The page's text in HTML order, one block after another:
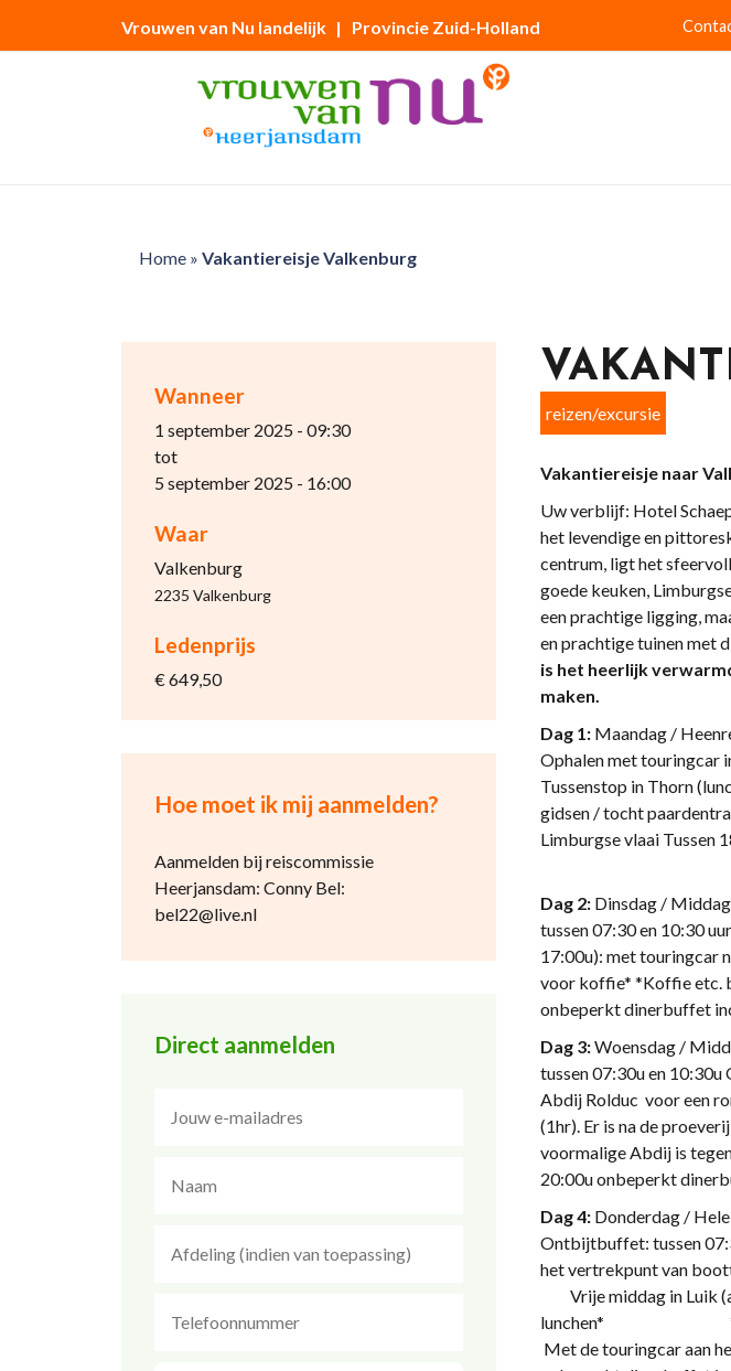
Vrouwen van Nu landelijk | Provincie Zuid-Holland
Home» Vakantiereisje Valkenburg
Wanneer
1 september 2025 - 09:30
tot
5 september 2025 - 16:00
Waar
Valkenburg
2235 Valkenburg
Ledenprijs
€ 649,50
Hoe moet ik mij aanmelden?
Aanmelden bij reiscommissie
Heerjansdam: Conny Bel:
bel22@live.nl
Direct aanmelden
reizen/excursie
Vakantiereisje naar
Uw verblijf: Hotel
het levendige en
centrum, ligt het
goede keuken,
een prachtige ligging,
en prachtige tuinen met
is het heerlijk
maken.
Dag 1:Maandag /
Ophalen met touringcar
Tussenstop in Thorn
gidsen / tocht
Limburgse vlaai
Dag 2: Dinsdag /
tussen 07:30 en
17:00u): met touringcar
voor koffie* *Koffie etc.
onbeperkt dinerbuffet
Dag 3:
tussen 07:30u en
Abdij Rolduc voor een
(1hr). Er is na de
voormalige Abdij is
20:00u onbeperkt
Dag 4: Donderdag /
Ontbijtbuffet: tussen
het vertrekpunt van
Vrije middag in Luik
lunchen* *Drankjes
Met de touringcar aan